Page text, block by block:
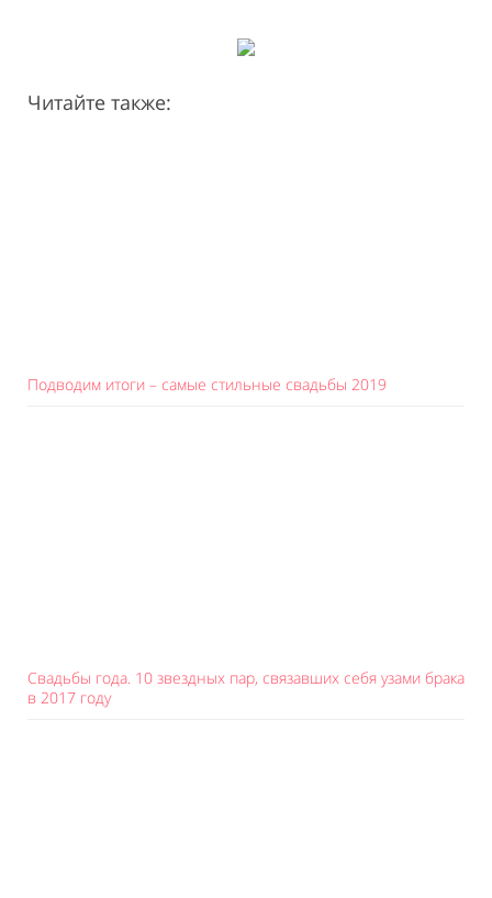
Читайте также:
Подводим итоги – самые стильные свадьбы 2019
Свадьбы года. 10 звездных пар, связавших себя узами брака
в 2017 году